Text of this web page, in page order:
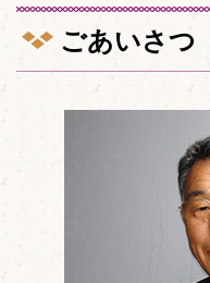
ごあいさつ